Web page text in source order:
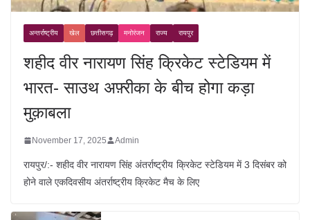
अन्तर्राष्ट्रीय खेल छत्तीसगढ़ मनोरंजन राज्य रायपुर
शहीद वीर नारायण सिंह क्रिकेट स्टेडियम में
भारत- साउथ अफ़्रीका के बीच होगा कड़ा
मुक़ाबला
November 17, 2025 Admin
रायपुर/:- शहीद वीर नारायण सिंह अंतर्राष्ट्रीय क्रिकेट स्टेडियम में 3 दिसंबर को
होने वाले एकदिवसीय अंतर्राष्ट्रीय क्रिकेट मैच के लिए